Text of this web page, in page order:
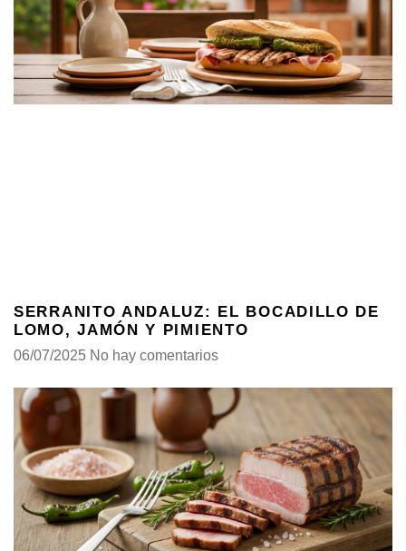
SERRANITO ANDALUZ: EL BOCADILLO DE
LOMO, JAMÓN Y PIMIENTO
06/07/2025 No hay comentarios